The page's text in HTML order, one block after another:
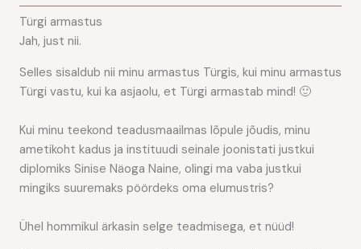
Türgi armastus
Jah, just nii.
Selles sisaldub nii minu armastus Türgis, kui minu armastus
Türgi vastu, kui ka asjaolu, et Türgi armastab mind! 🙂
Kui minu teekond teadusmaailmas lõpule jõudis, minu
ametikoht kadus ja instituudi seinale joonistati justkui
diplomiks Sinise Näoga Naine, olingi ma vaba justkui
mingiks suuremaks pöördeks oma elumustris?
Ühel hommikul ärkasin selge teadmisega, et nüüd!